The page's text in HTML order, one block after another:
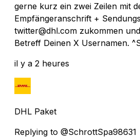
gerne kurz ein zwei Zeilen mit
Empfängeranschrift +
twitter@dhl.com zukommen
Betreff Deinen X Usernamen.
il y a 2 heures
DHL Paket
Replying to @SchrottSpa98631